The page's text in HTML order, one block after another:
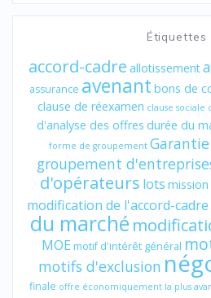
Étiquettes
accord-cadre allotissement
assurance avenant bons de
clause de réexamen clause sociale
d'analyse des offres durée du
forme de groupement Garantie
groupement
d'opérateurs lots
modification de l'accord-cadre
du marché
MOE motif d'intérêt général
motifs d'exclusion
finale offre économiquement la plus